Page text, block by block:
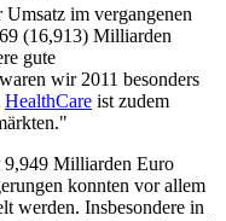
Umsatz im vergangenen
(16,913) Milliarden
gute
wir 2011 besonders
HealthCare ist zudem
9,949 Milliarden Euro
konnten vor allem
werden. Insbesondere in